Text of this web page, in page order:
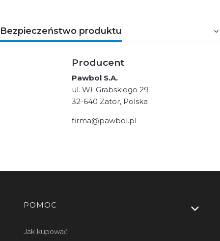
Bezpieczeństwo produktu
Producent
Pawbol S.A.
ul. Wł. Grabskiego 29
32-640 Zator, Polska
firma@pawbol.pl
Linki w stopce
POMOC
Jak kupować